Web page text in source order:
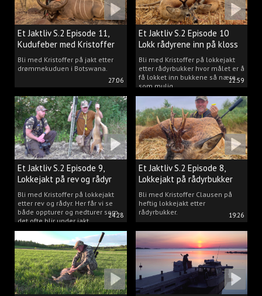
27:06
Et Jaktliv S.2 Episode 11,
Kudufeber med Kristoffer
Clausen
Bli med Kristoffer på jakt etter
drømmekuduen i Botswana.
22:59
Et Jaktliv S.2 Episode 10
Lokk rådyrene inn på kloss
hold.
Bli med Kristoffer på lokkejakt
etter rådyrbukker hvor målet er å
få lokket inn bukkene så nære
som mulig.
24:28
Et Jaktliv S.2 Episode 9,
Lokkejakt på rev og rådyr
med Kristoffer Clausen
Bli med Kristoffer på lokkejakt
etter rev og rådyr. Her får vi se
både oppturer og nedturer som
det ofte blir under jakt.
19:26
Et Jaktliv S.2 Episode 8,
Lokkejakt på rådyrbukker
2023 nr. 1
Bli med Kristoffer Clausen på
heftig lokkejakt etter
rådyrbukker.